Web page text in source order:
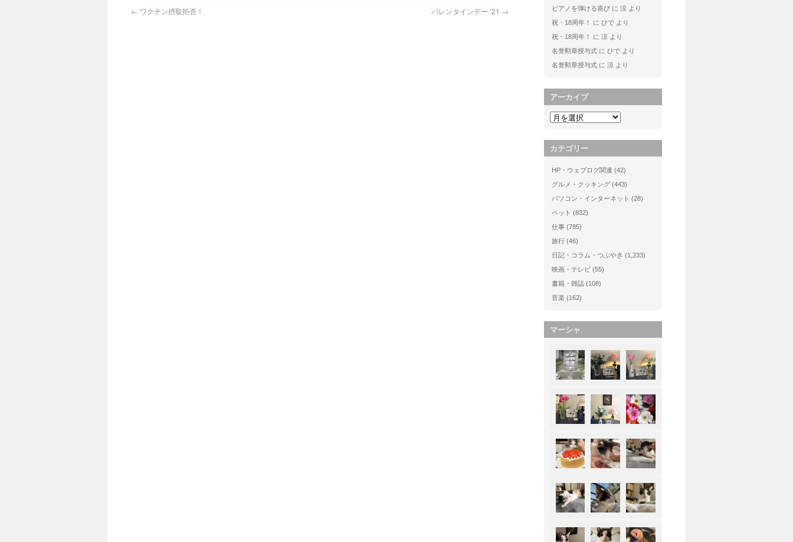
← ワクチン摂取拒否！ バレンタインデー ’21 →
ピアノを弾ける喜び に 涼 より
祝・18周年！
に ひで より
祝・18周年！
に 涼 より
名誉勲章授与式 に ひで より
名誉勲章授与式 に 涼 より
アーカイブ
カテゴリー
HP・ウェブログ関連 (42)
グルメ・クッキング (443)
パソコン・インターネット (28)
ペット (832)
仕事 (785)
旅行 (46)
日記・コラム・つぶやき (1,233)
映画・テレビ (55)
書籍・雑誌 (108)
音楽 (162)
マーシャ